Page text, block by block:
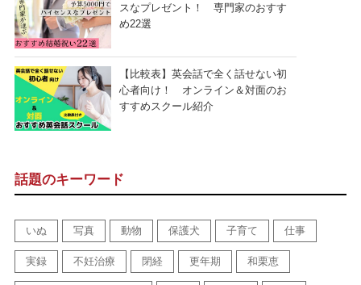
スなプレゼント！ 専門家のおすす
め22選
【比較表】英会話で全く話せない初
心者向け！ オンライン＆対面のお
すすめスクール紹介
話題のキーワード
いぬ 写真 動物 保護犬 子育て 仕事
実録 不妊治療 閉経 更年期 和栗恵